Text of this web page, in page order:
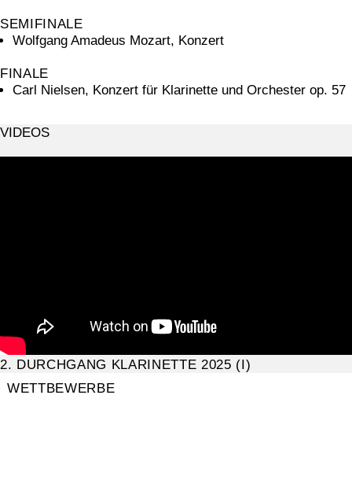
SEMIFINALE
Wolfgang Amadeus Mozart, Konzert
FINALE
Carl Nielsen, Konzert für Klarinette und Orchester op. 57
VIDEOS
2. DURCHGANG KLARINETTE 2025 (I)
WETTBEWERBE